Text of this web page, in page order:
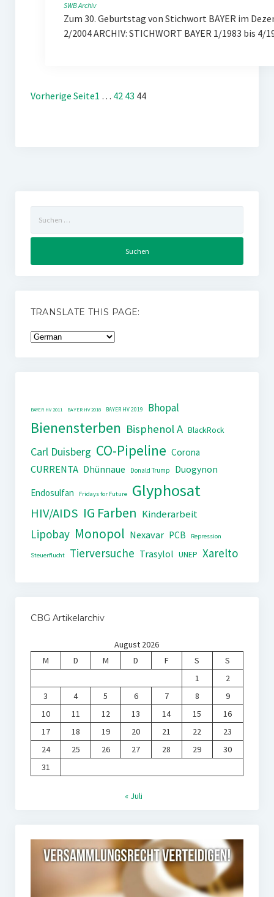
SWB Archiv
Zum 30. Geburtstag von Stichwort BAYER im
2/2004 ARCHIV: STICHWORT BAYER 1/1983 bis 4/
Vorherige Seite1 … 42 43 44
nach:
TRANSLATE THIS PAGE:
BAYER HV 2011 BAYER HV 2018 BAYER HV 2019 Bhopal
Bienensterben Bisphenol A BlackRock
Carl Duisberg CO-Pipeline Corona
CURRENTA Dhünnaue Donald Trump
Duogynon
Endosulfan
Fridays for Future Glyphosat
HIV/AIDS IG Farben Kinderarbeit
Lipobay Monopol Nexavar PCB Repression
Steuerflucht Tierversuche Trasylol UNEP Xarelto
CBG Artikelarchiv
August 2026
M
D M D F S
S
1
2
3
4 5 6 7 8
9
10
11 12 13 14 15
16
17
18 19 20 21 22
23
24
25 26 27 28 29
30
31
« Juli